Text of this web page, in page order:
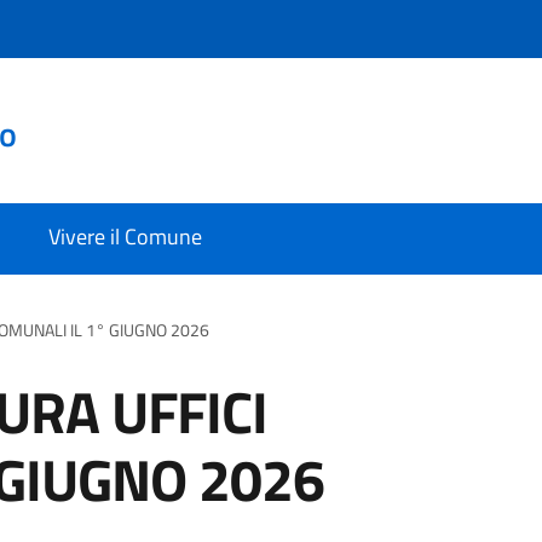
Vivere il Comune
IL 1° GIUGNO 2026
UFFICI
2026